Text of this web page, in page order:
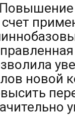
счет
новой